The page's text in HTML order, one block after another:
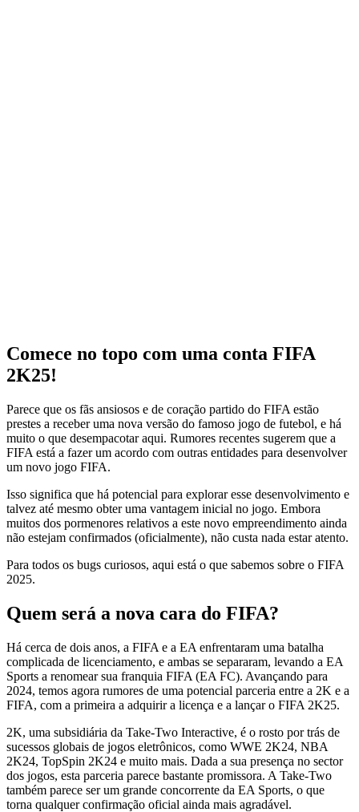
Comece no topo com uma conta FIFA
2K25!
Parece que os fãs ansiosos e de coração partido do FIFA estão
prestes a receber uma nova versão do famoso jogo de futebol, e há
muito o que desempacotar aqui. Rumores recentes sugerem que a
FIFA está a fazer um acordo com outras entidades para desenvolver
um novo jogo FIFA.
Isso significa que há potencial para explorar esse desenvolvimento e
talvez até mesmo obter uma vantagem inicial no jogo. Embora
muitos dos pormenores relativos a este novo empreendimento ainda
não estejam confirmados (oficialmente), não custa nada estar atento.
Para todos os bugs curiosos, aqui está o que sabemos sobre o FIFA
2025.
Quem será a nova cara do FIFA?
Há cerca de dois anos, a FIFA e a EA enfrentaram uma batalha
complicada de licenciamento, e ambas se separaram, levando a EA
Sports a renomear sua franquia FIFA (EA FC). Avançando para
2024, temos agora rumores de uma potencial parceria entre a 2K e a
FIFA, com a primeira a adquirir a licença e a lançar o FIFA 2K25.
2K, uma subsidiária da Take-Two Interactive, é o rosto por trás de
sucessos globais de jogos eletrônicos, como WWE 2K24, NBA
2K24, TopSpin 2K24 e muito mais. Dada a sua presença no sector
dos jogos, esta parceria parece bastante promissora. A Take-Two
também parece ser um grande concorrente da EA Sports, o que
torna qualquer confirmação oficial ainda mais agradável.